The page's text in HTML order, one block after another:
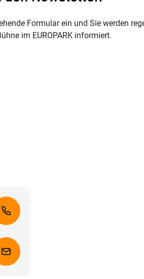
Formular ein und Sie werden
im EUROPARK informiert.